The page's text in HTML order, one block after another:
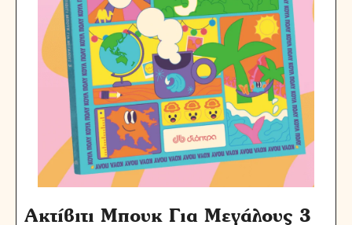
Ακτίβιτι Μπουκ Για Μεγάλους 3